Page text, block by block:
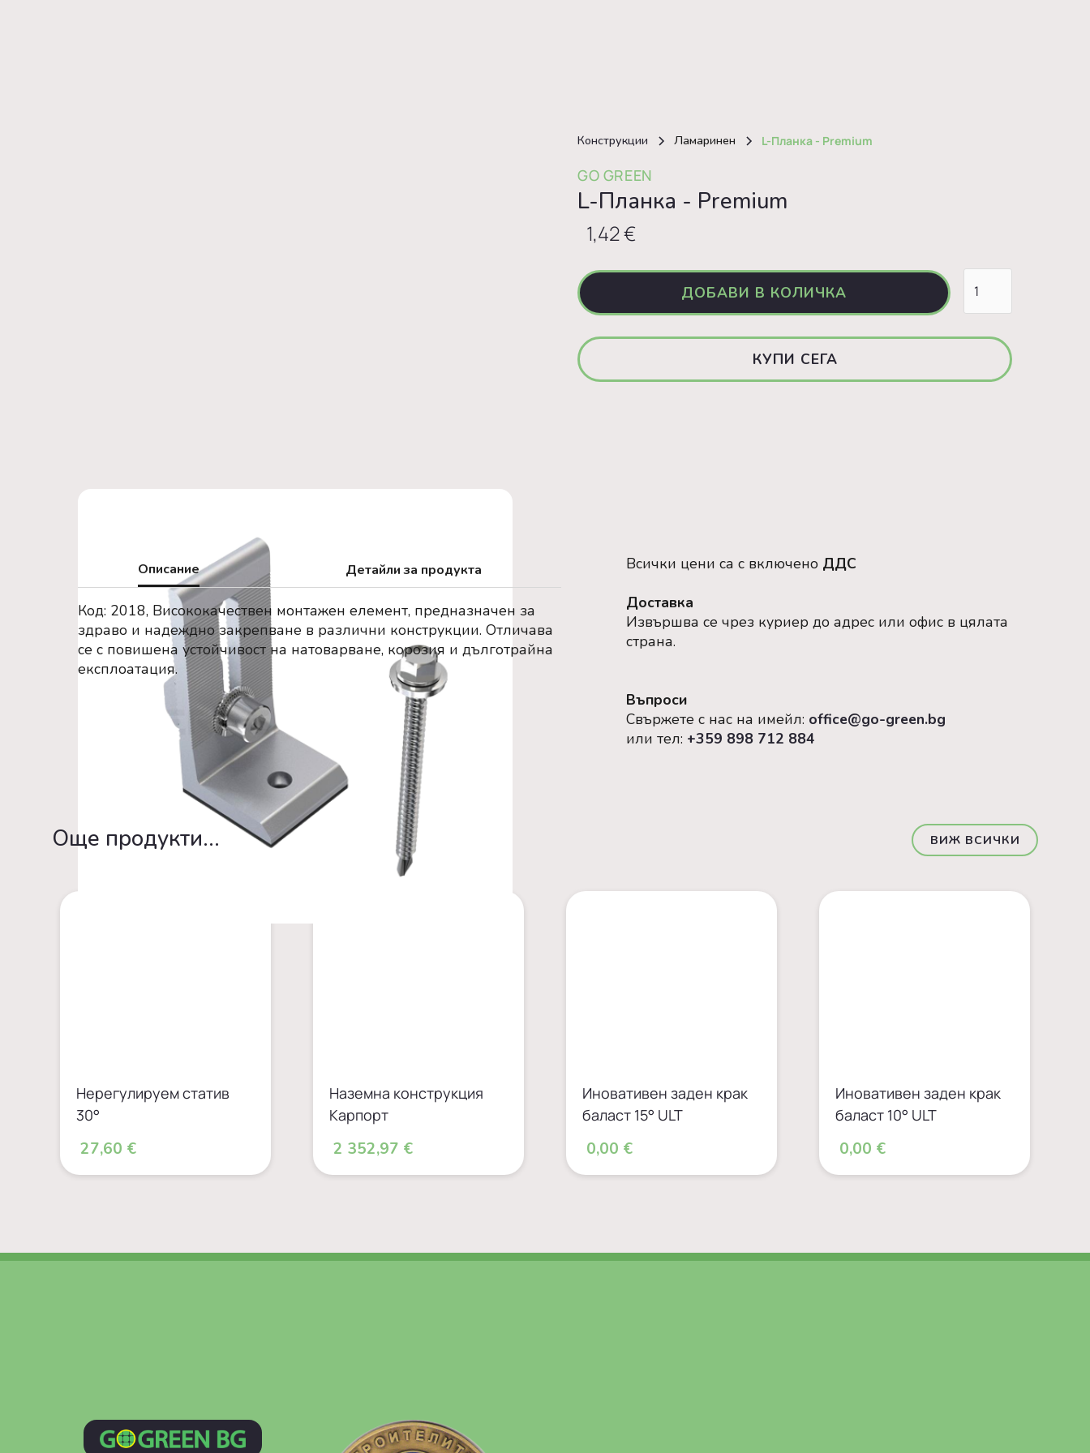
Конструкции Ламаринен L-Планка - Premium
GO GREEN
L-Планка - Premium
1,42 €
КУПИ СЕГА
Описание Детайли за продукта
Код: 2018, Висококачествен монтажен елемент, предназначен за
здраво и надеждно закрепване в различни конструкции. Отличава
се с повишена устойчивост на натоварване, корозия и дълготрайна
експлоатация.
Всички цени са с включено ДДС
Доставка
Извършва се чрез куриер до адрес или офис в цялата
страна.
Въпроси
Свържете с нас на имейл: office@go-green.bg
или тел: +359 898 712 884
Oще продукти... ВИЖ ВСИЧКИ
Нерегулируем статив
30°
27,60 €
Наземна конструкция
Карпорт
2 352,97 €
Иновативен заден крак
баласт 15° ULT
0,00 €
Иновативен заден крак
баласт 10° ULT
0,00 €